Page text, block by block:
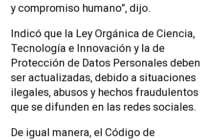
y compromiso humano”, dijo.
Indicó que la Ley Orgánica de Ciencia,
Tecnología e Innovación y la de
Protección de Datos Personales deben
ser actualizadas, debido a situaciones
ilegales, abusos y hechos fraudulentos
que se difunden en las redes sociales.
De igual manera, el Código de